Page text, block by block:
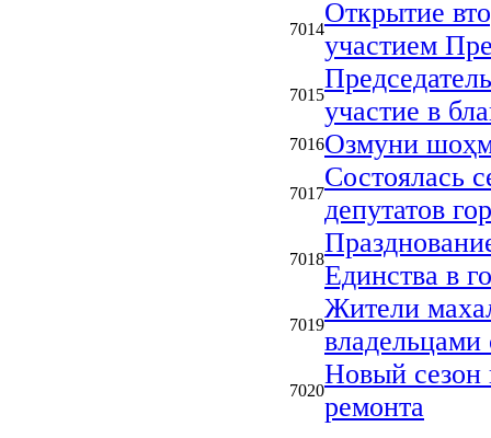
7014
Открытие
участием
7015
участие в
7016Озмуни
7017
Состоялась
депутатов
7018
Единства в
7019
Жители
7020
Новый сезон
ремонта